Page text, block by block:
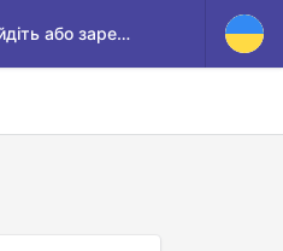
Увійдіть або зареєструйтесь